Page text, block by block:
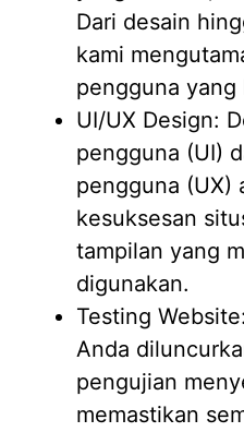
Dari desain
kami
pengguna yang
UI/UX Design:
pengguna (UI)
pengguna (UX)
kesuksesan
tampilan yang
digunakan.
Testing
Anda
pengujian
memastikan